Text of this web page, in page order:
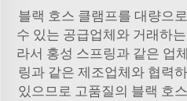
블랙 호스 클램프를 대량으
수 있는 공급업체와 거래하
라서 홍성 스프링과 같은 업
링과 같은 제조업체와 협력
있으므로 고품질의 블랙 호